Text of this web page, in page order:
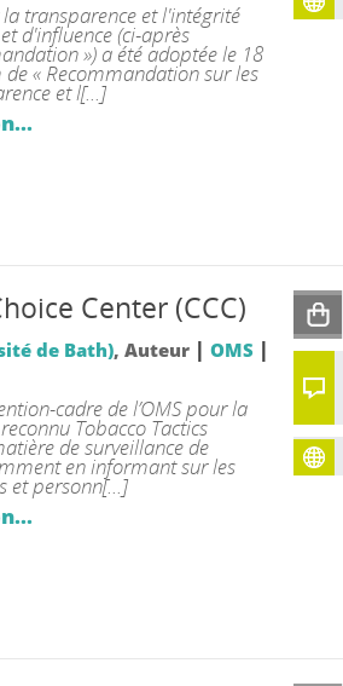
transparence et l'intégrité
d'influence (ci-après
») a été adoptée le 18
« Recommandation sur les
et l[...]
Center (CCC)
de Bath), Auteur | OMS|
cadre de l’OMS pour la
Tobacco Tactics
de surveillance de
en informant sur les
et personn[...]